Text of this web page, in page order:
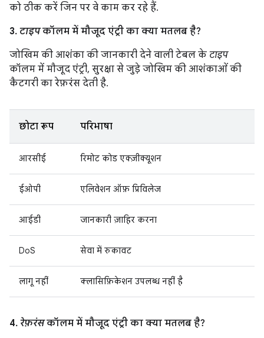
को ठीक करें जिन पर वे काम कर रहे हैं.
3. टाइपकॉलम में मौजूद एंट्री का क्या मतलब है?
जोखिम की आशंका की जानकारी देने वाली टेबल के टाइप
कॉलम में मौजूद एंट्री, सुरक्षा से जुड़े जोखिम की आशंकाओं की
कैटगरी का रेफ़रंस देती है.
छोटा रूप परिभाषा
आरसीई रिमोट कोड एक्ज़ीक्यूशन
ईओपी एलिवेशन ऑफ़ प्रिविलेज
आईडी जानकारी ज़ाहिर करना
DoS सेवा में रुकावट
लागू नहीं क्लासिफ़िकेशन उपलब्ध नहीं है
4. रेफ़रंसकॉलम में मौजूद एंट्री का क्या मतलब है?